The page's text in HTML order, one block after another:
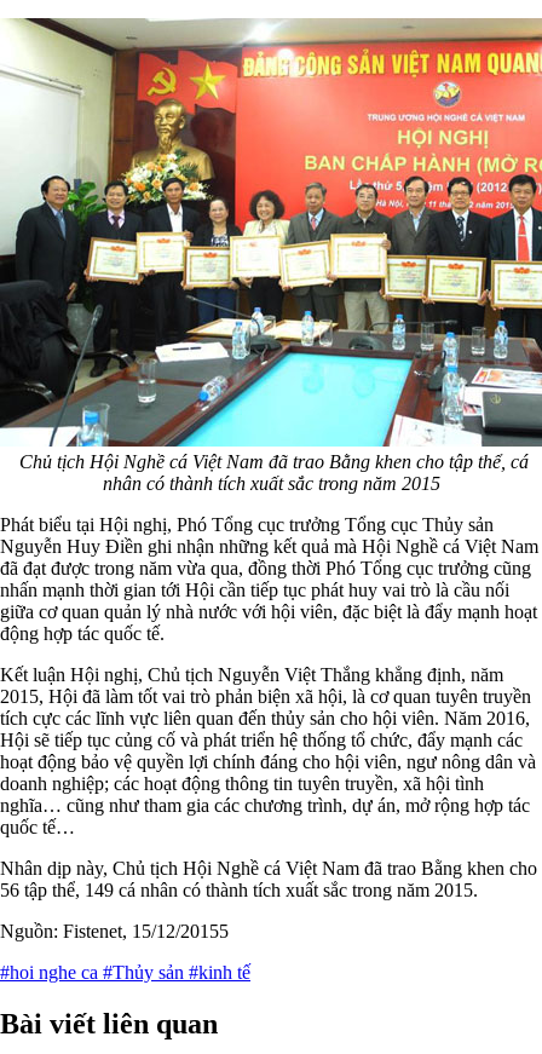
Chủ tịch Hội Nghề cá Việt Nam đã trao Bằng khen cho tập thể, cá
nhân có thành tích xuất sắc trong năm 2015
Phát biểu tại Hội nghị, Phó Tổng cục trưởng Tổng cục Thủy sản
Nguyễn Huy Điền ghi nhận những kết quả mà Hội Nghề cá Việt Nam
đã đạt được trong năm vừa qua, đồng thời Phó Tổng cục trưởng cũng
nhấn mạnh thời gian tới Hội cần tiếp tục phát huy vai trò là cầu nối
giữa cơ quan quản lý nhà nước với hội viên, đặc biệt là đẩy mạnh hoạt
động hợp tác quốc tế.
Kết luận Hội nghị, Chủ tịch Nguyễn Việt Thắng khẳng định, năm
2015, Hội đã làm tốt vai trò phản biện xã hội, là cơ quan tuyên truyền
tích cực các lĩnh vực liên quan đến thủy sản cho hội viên. Năm 2016,
Hội sẽ tiếp tục củng cố và phát triển hệ thống tổ chức, đẩy mạnh các
hoạt động bảo vệ quyền lợi chính đáng cho hội viên, ngư nông dân và
doanh nghiệp; các hoạt động thông tin tuyên truyền, xã hội tình
nghĩa… cũng như tham gia các chương trình, dự án, mở rộng hợp tác
quốc tế…
Nhân dịp này, Chủ tịch Hội Nghề cá Việt Nam đã trao Bằng khen cho
56 tập thể, 149 cá nhân có thành tích xuất sắc trong năm 2015.
Nguồn: Fistenet, 15/12/20155
#hoi nghe ca #Thủy sản #kinh tế
Bài viết liên quan